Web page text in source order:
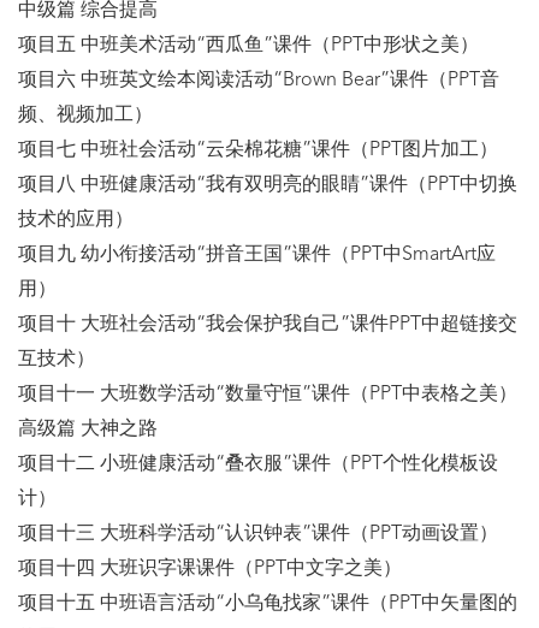
中级篇 综合提高
项目五 中班美术活动“西瓜鱼”课件（PPT中形状之美）
项目六 中班英文绘本阅读活动“Brown Bear”课件（PPT音
频、视频加工）
项目七 中班社会活动“云朵棉花糖”课件（PPT图片加工）
项目八 中班健康活动“我有双明亮的眼睛”课件（PPT中切换
技术的应用）
项目九 幼小衔接活动“拼音王国”课件（PPT中SmartArt应
用）
项目十 大班社会活动“我会保护我自己”课件PPT中超链接交
互技术）
项目十一 大班数学活动“数量守恒”课件（PPT中表格之美）
高级篇 大神之路
项目十二 小班健康活动“叠衣服”课件（PPT个性化模板设
计）
项目十三 大班科学活动“认识钟表”课件（PPT动画设置）
项目十四 大班识字课课件（PPT中文字之美）
项目十五 中班语言活动“小乌龟找家”课件（PPT中矢量图的